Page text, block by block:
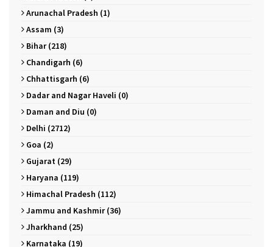
Arunachal Pradesh (1)
Assam (3)
Bihar (218)
Chandigarh (6)
Chhattisgarh (6)
Dadar and Nagar Haveli (0)
Daman and Diu (0)
Delhi (2712)
Goa (2)
Gujarat (29)
Haryana (119)
Himachal Pradesh (112)
Jammu and Kashmir (36)
Jharkhand (25)
Karnataka (19)